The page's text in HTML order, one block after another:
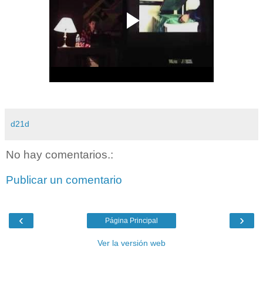
d21d
No hay comentarios.:
Publicar un comentario
‹ ›
Página Principal
Ver la versión web